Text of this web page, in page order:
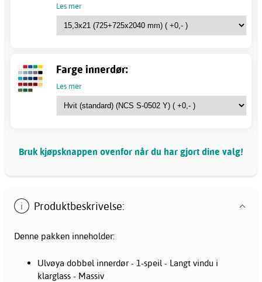
Les mer
Farge innerdør:
Les mer
Bruk kjøpsknappen ovenfor når du har gjort dine valg!
Produktbeskrivelse:
Denne pakken inneholder:
Ulvøya dobbel innerdør - 1-speil - Langt vindu i
klarglass - Massiv